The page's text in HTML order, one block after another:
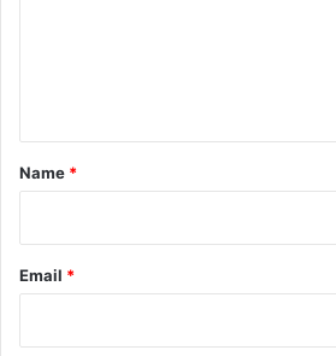
*
Name *
Email *